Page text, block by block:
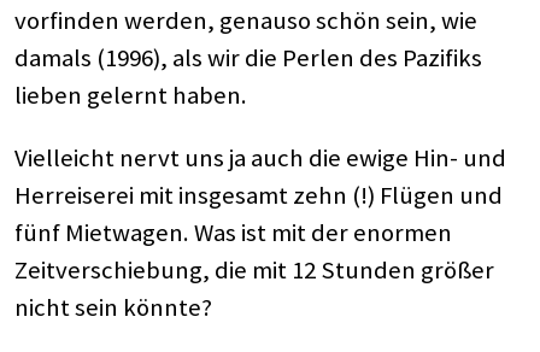
vorfinden werden, genauso schön sein, wie
damals (1996), als wir die Perlen des Pazifiks
lieben gelernt haben.
Vielleicht nervt uns ja auch die ewige Hin- und
Herreiserei mit insgesamt zehn (!) Flügen und
fünf Mietwagen. Was ist mit der enormen
Zeitverschiebung, die mit 12 Stunden größer
nicht sein könnte?